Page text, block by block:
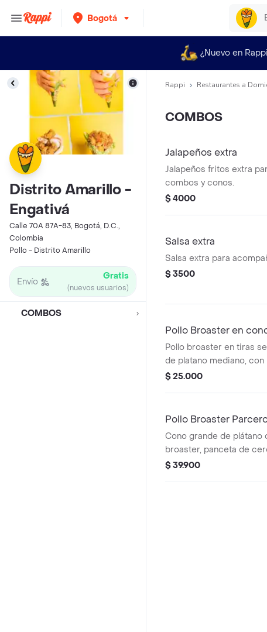
Bogotá
¿Nuevo en
Distrito Amarillo -
Engativá
Calle 70A 87A-83, Bogotá, D.C.,
Colombia
Pollo - Distrito Amarillo
Envío Gratis
(nuevos usuarios)
COMBOS
Rappi Restaurantes a
COMBOS
Jalapeños extra
Jalapeños fritos extra
combos y conos.
$ 4000
Salsa extra
Salsa extra para
$ 3500
Pollo Broaster en
Pollo broaster en tiras
de platano mediano,
yogourt griego y una
$ 25.000
Pollo Broaster
Cono grande de plátano
broaster, panceta de
ternera picante, papas
$ 39.900